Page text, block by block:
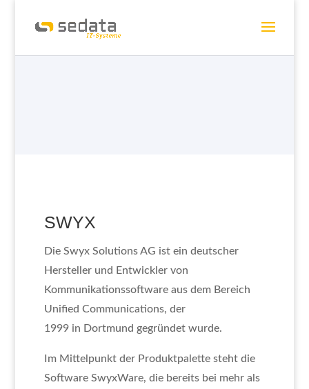
SWYX
Die Swyx Solutions AG ist ein deutscher
Hersteller und Entwickler von
Kommunikationssoftware aus dem Bereich
Unified Communications, der
1999 in Dortmund gegründet wurde.
Im Mittelpunkt der Produktpalette steht die
Software SwyxWare, die bereits bei mehr als